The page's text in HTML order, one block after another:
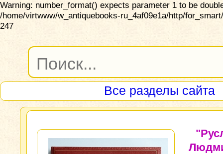
Warning: number_format() expects parameter 1 to be
/home/virtwww/w_antiquebooks-ru_4af09e1a/http/
247
Все разделы сайта